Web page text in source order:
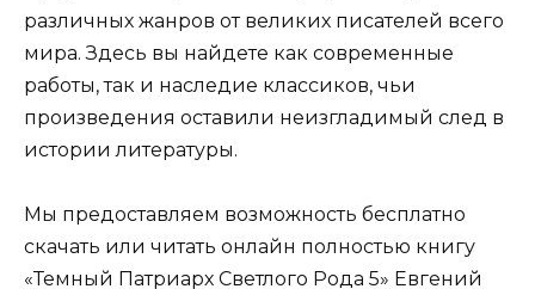
различных жанров от великих писателей всего
мира. Здесь вы найдете как современные
работы, так и наследие классиков, чьи
произведения оставили неизгладимый след в
истории литературы.
Мы предоставляем возможность бесплатно
скачать или читать онлайн полностью книгу
«Темный Патриарх Светлого Рода 5» Евгений